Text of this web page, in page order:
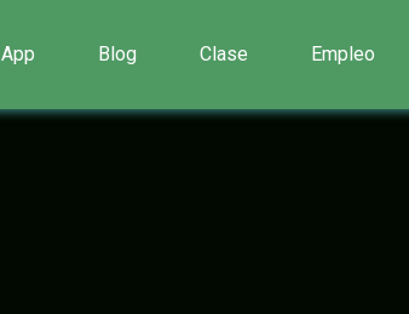
App Blog Clase Empleo